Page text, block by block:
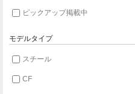
ピックアップ掲載中
モデルタイプ
スチール
CF